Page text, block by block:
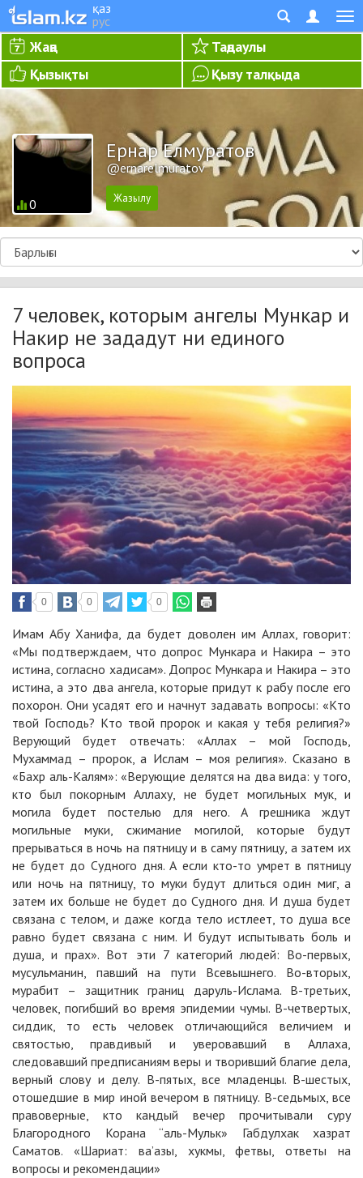
қаз
рус
Жаңа
Таңдаулы
Қызықты
Қызу талқыда
0
Ернар Елмуратов
@ernarelmuratov
7 человек, которым ангелы Мункар и
Накир не зададут ни единого
вопроса
0 0 0
Имам Абу Ханифа, да будет доволен им Аллах, говорит:
«Мы подтверждаем, что допрос Мункара и Накира – это
истина, согласно хадисам». Допрос Мункара и Накира – это
истина, а это два ангела, которые придут к рабу после его
похорон. Они усадят его и начнут задавать вопросы: «Кто
твой Господь? Кто твой пророк и какая у тебя религия?»
Верующий будет отвечать: «Аллах – мой Господь,
Мухаммад – пророк, а Ислам – моя религия». Сказано в
«Бахр аль-Калям»: «Верующие делятся на два вида: у того,
кто был покорным Аллаху, не будет могильных мук, и
могила будет постелью для него. А грешника ждут
могильные муки, сжимание могилой, которые будут
прерываться в ночь на пятницу и в саму пятницу, а затем их
не будет до Судного дня. А если кто-то умрет в пятницу
или ночь на пятницу, то муки будут длиться один миг, а
затем их больше не будет до Судного дня. И душа будет
связана с телом, и даже когда тело истлеет, то душа все
равно будет связана с ним. И будут испытывать боль и
душа, и прах». Вот эти 7 категорий людей: Во-первых,
мусульманин, павший на пути Всевышнего. Во-вторых,
мурабит – защитник границ даруль-Ислама. В-третьих,
человек, погибший во время эпидемии чумы. В-четвертых,
сиддик, то есть человек отличающийся величием и
святостью, правдивый и уверовавший в Аллаха,
следовавший предписаниям веры и творивший благие дела,
верный слову и делу. В-пятых, все младенцы. В-шестых,
отошедшие в мир иной вечером в пятницу. В-седьмых, все
правоверные, кто каңдый вечер прочитывали суру
Благородного Корана “аль-Мульк» Габдулхак хазрат
Саматов. «Шариат: ва’азы, хукмы, фетвы, ответы на
вопросы и рекомендации»